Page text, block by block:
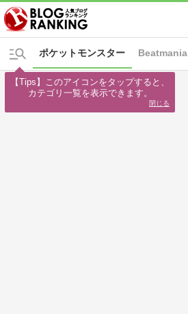
Beatmania
ポケットモンスター
【Tips】このアイコンをタップすると、
カテゴリ一覧を表示できます。
閉じる